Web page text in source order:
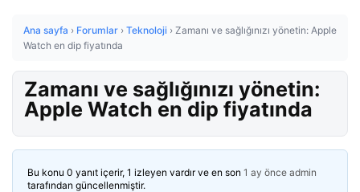
Ana sayfa › Forumlar › Teknoloji › Zamanı ve sağlığınızı yönetin: Apple
Watch en dip fiyatında
Zamanı ve sağlığınızı yönetin:
Apple Watch en dip fiyatında
Bu konu 0 yanıt içerir, 1 izleyen vardır ve en son 1 ay önce admin
tarafından güncellenmiştir.